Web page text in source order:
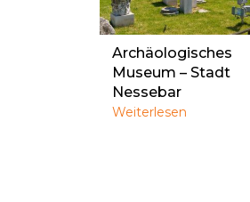
Archäologisches
Museum – Stadt
Nessebar
Weiterlesen